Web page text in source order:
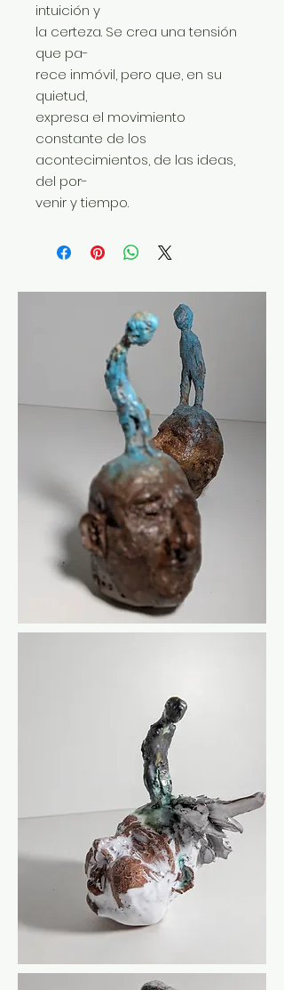
intuición y
la certeza. Se crea una tensión
que pa-
rece inmóvil, pero que, en su
quietud,
expresa el movimiento
constante de los
acontecimientos, de las ideas,
del por-
venir y tiempo.